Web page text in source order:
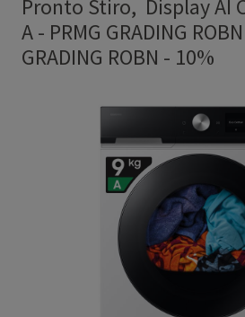
Pronto Stiro, Display AI
A - PRMG GRADING
GRADING ROBN - 10%